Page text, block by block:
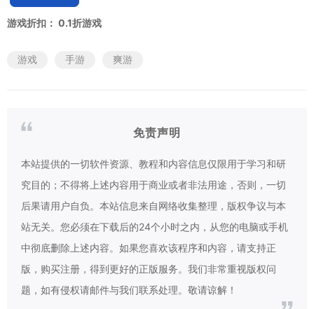
游戏折扣： 0.1折游戏
游戏 手游 爽游
免责声明
本站提供的一切软件资源、教程和内容信息仅限用于学习和研
究目的；不得将上述内容用于商业或者非法用途，否则，一切
后果请用户自负。本站信息来自网络收集整理，版权争议与本
站无关。您必须在下载后的24个小时之内，从您的电脑或手机
中彻底删除上述内容。如果您喜欢该程序和内容，请支持正
版，购买注册，得到更好的正版服务。我们非常重视版权问
题，如有侵权请邮件与我们联系处理。敬请谅解！